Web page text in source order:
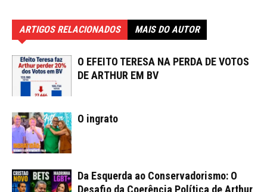
ARTIGOS RELACIONADOS MAIS DO AUTOR
O EFEITO TERESA NA PERDA DE VOTOS
DE ARTHUR EM BV
O ingrato
Da Esquerda ao Conservadorismo: O